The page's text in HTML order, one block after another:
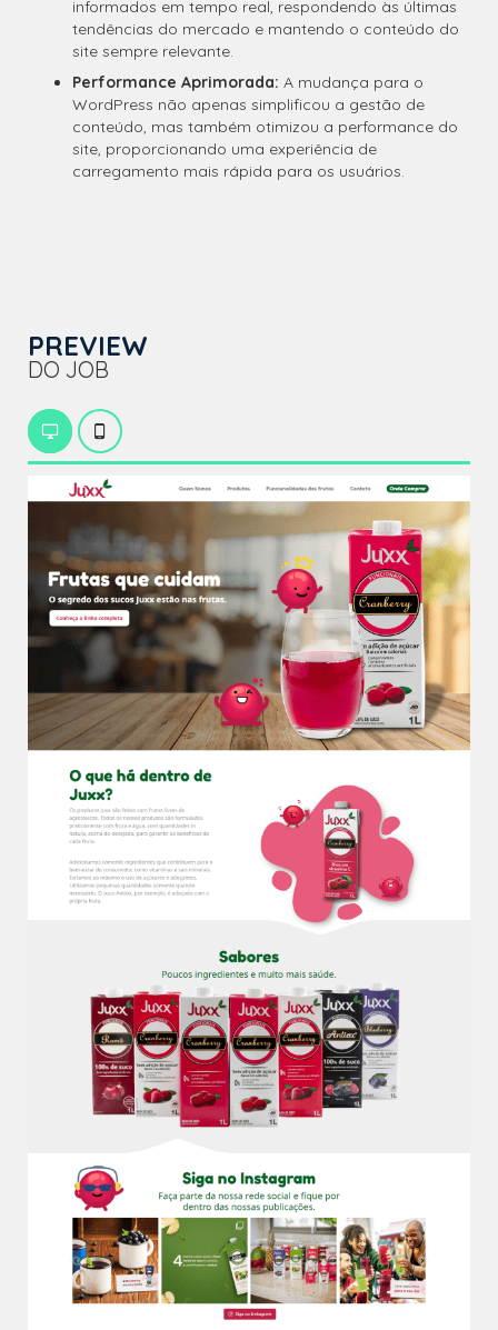
informados em tempo real, respondendo às últimas
tendências do mercado e mantendo o conteúdo do
site sempre relevante.
Performance Aprimorada: A mudança para o
WordPress não apenas simplificou a gestão de
conteúdo, mas também otimizou a performance do
site, proporcionando uma experiência de
carregamento mais rápida para os usuários.
PREVIEW
DO JOB